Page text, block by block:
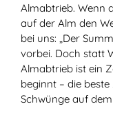
Almabtrieb. Wenn
auf der Alm den
bei uns: „Der
vorbei. Doch statt
Almabtrieb ist ein
beginnt – die
Schwünge auf